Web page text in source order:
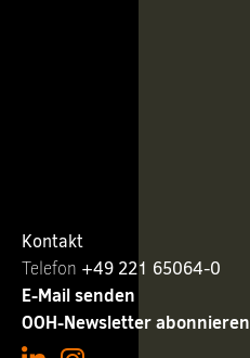
Kontakt
Telefon ‭ +49 221 65064-0
E-Mail senden
OOH-Newsletter abonnieren